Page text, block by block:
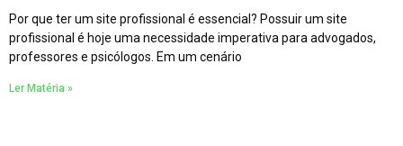
Por que ter um site profissional é essencial? Possuir um site
profissional é hoje uma necessidade imperativa para advogados,
professores e psicólogos. Em um cenário
Ler Matéria »